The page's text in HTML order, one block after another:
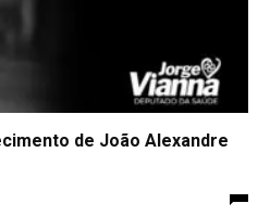
de João Alexandre